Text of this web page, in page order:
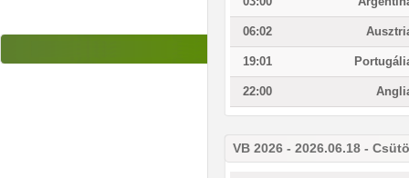
06:02
19:01
22:00
VB 2026 - 2026.06.18 -